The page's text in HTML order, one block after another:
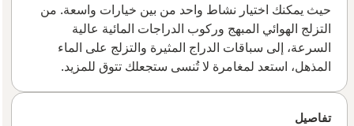
حيث يمكنك اختيار نشاط واحد من بين خيارات واسعة. من
التزلج الهوائي المبهج وركوب الدراجات المائية عالية
السرعة، إلى سباقات الدراج المثيرة والتزلج على الماء
المذهل، استعد لمغامرة لا تُنسى ستجعلك تتوق للمزيد.
تفاصيل